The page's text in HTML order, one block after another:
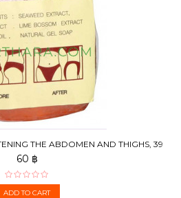
THE ABDOMEN AND THIGHS, 39
G
60 ฿
ADD TO CART